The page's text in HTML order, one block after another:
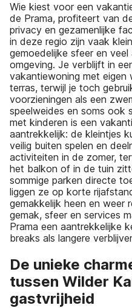
Wie kiest voor een
de Prama, profiteert van
privacy en gezamenlijke
in deze regio zijn vaak
gemoedelijke sfeer en
omgeving. Je verblijft in
vakantiewoning met eigen
terras, terwijl je toch
voorzieningen als een
speelweides en soms ook
met kinderen is een
aantrekkelijk: de kleintjes
veilig buiten spelen en
activiteiten in de zomer,
het balkon of in de tuin
sommige parken directe
liggen ze op korte
gemakkelijk heen en weer
gemak, sfeer en services
Prama een aantrekkelijke
breaks als langere
De unieke
tussen Wilder
gastvrijheid